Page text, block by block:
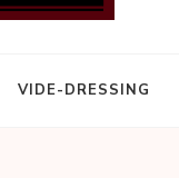
VIDE-DRESSING